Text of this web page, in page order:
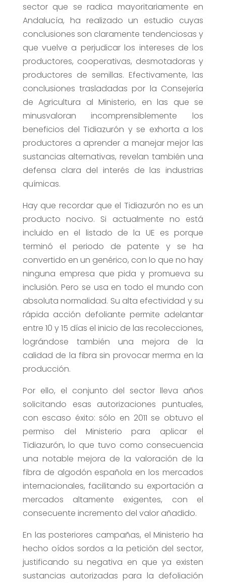
sector que se radica mayoritariamente en
Andalucía, ha realizado un estudio cuyas
conclusiones son claramente tendenciosas y
que vuelve a perjudicar los intereses de los
productores, cooperativas, desmotadoras y
productores de semillas. Efectivamente, las
conclusiones trasladadas por la Consejería
de Agricultura al Ministerio, en las que se
minusvaloran incomprensiblemente los
beneficios del Tidiazurón y se exhorta a los
productores a aprender a manejar mejor las
sustancias alternativas, revelan también una
defensa clara del interés de las industrias
químicas.
Hay que recordar que el Tidiazurón no es un
producto nocivo. Si actualmente no está
incluido en el listado de la UE es porque
terminó el periodo de patente y se ha
convertido en un genérico, con lo que no hay
ninguna empresa que pida y promueva su
inclusión. Pero se usa en todo el mundo con
absoluta normalidad. Su alta efectividad y su
rápida acción defoliante permite adelantar
entre 10 y 15 días el inicio de las recolecciones,
lográndose también una mejora de la
calidad de la fibra sin provocar merma en la
producción.
Por ello, el conjunto del sector lleva años
solicitando esas autorizaciones puntuales,
con escaso éxito: sólo en 2011 se obtuvo el
permiso del Ministerio para aplicar el
Tidiazurón, lo que tuvo como consecuencia
una notable mejora de la valoración de la
fibra de algodón española en los mercados
internacionales, facilitando su exportación a
mercados altamente exigentes, con el
consecuente incremento del valor añadido.
En las posteriores campañas, el Ministerio ha
hecho oídos sordos a la petición del sector,
justificando su negativa en que ya existen
sustancias autorizadas para la defoliación